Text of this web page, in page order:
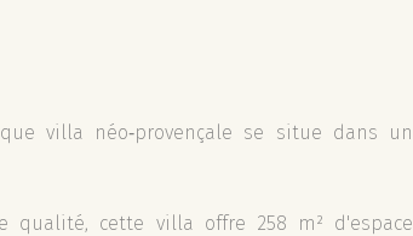
villa néo‑provençale se situe dans un
cette villa offre 258 m² d'espace